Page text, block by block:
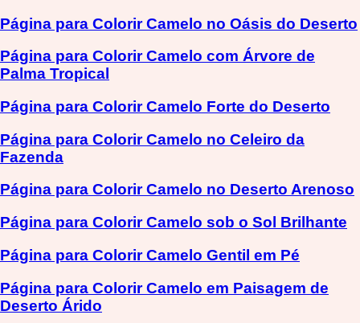
Página para Colorir Camelo no Oásis do Deserto
Página para Colorir Camelo com Árvore de
Palma Tropical
Página para Colorir Camelo Forte do Deserto
Página para Colorir Camelo no Celeiro da
Fazenda
Página para Colorir Camelo no Deserto Arenoso
Página para Colorir Camelo sob o Sol Brilhante
Página para Colorir Camelo Gentil em Pé
Página para Colorir Camelo em Paisagem de
Deserto Árido